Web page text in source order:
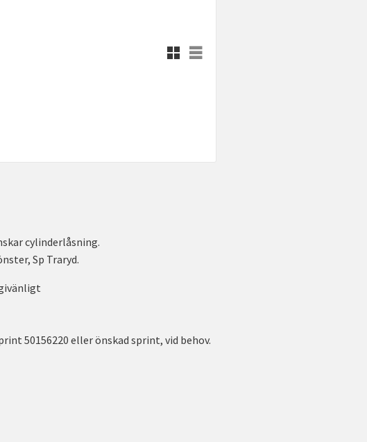
Rutnätsvy
Listvy
cylinderlåsning.
Sp Traryd.
50156220 eller önskad sprint, vid behov.